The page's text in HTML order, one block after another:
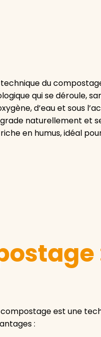
technique du
qui se déroule,
d’eau et sous
naturellement et
en humus, idéal
compostage est une
: